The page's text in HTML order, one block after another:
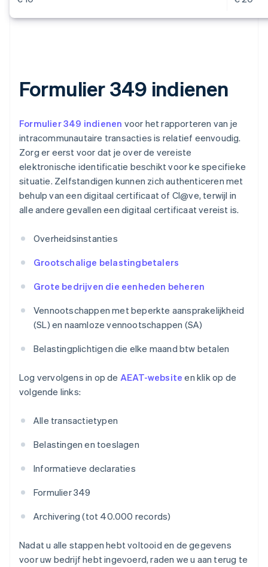
Formulier 349 indienen
Formulier 349 indienen voor het rapporteren van je
intracommunautaire transacties is relatief eenvoudig.
Zorg er eerst voor dat je over de vereiste
elektronische identificatie beschikt voor ke specifieke
situatie. Zelfstandigen kunnen zich authenticeren met
behulp van een digitaal certificaat of Cl@ve, terwijl in
alle andere gevallen een digitaal certificaat vereist is.
Overheidsinstanties
Grootschalige belastingbetalers
Grote bedrijven die eenheden beheren
Vennootschappen met beperkte aansprakelijkheid
(SL) en naamloze vennootschappen (SA)
Belastingplichtigen die elke maand btw betalen
Log vervolgens in op de AEAT-website en klik op de
volgende links:
Alle transactietypen
Belastingen en toeslagen
Informatieve declaraties
Formulier 349
Archivering (tot 40.000 records)
Nadat u alle stappen hebt voltooid en de gegevens
voor uw bedrijf hebt ingevoerd, raden we u aan terug te